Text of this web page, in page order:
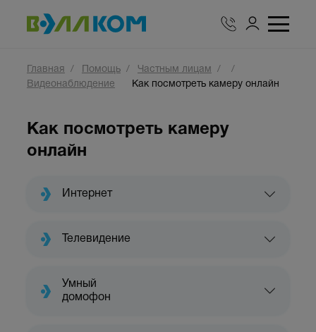
Главная Помощь
Частным лицам
Видеонаблюдение
Как посмотреть камеру онлайн
Как посмотреть камеру
онлайн
Интернет
Телевидение
Умный
домофон